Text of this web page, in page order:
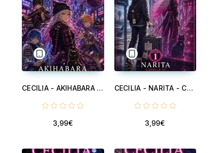
CECILIA - AKIHABARA . THE MEMORY OF CHERRY BLOSSOMS - VOLUME 2 - CECILIA, THE GIRL OF FUCHSIA ENERGY - V 2
3,99€
CECILIA - NARITA - CAPSULE 27 - VOLUME 1 - CECILIA, THE GIRL OF FUCHSIA ENERGY - V 1
3,99€